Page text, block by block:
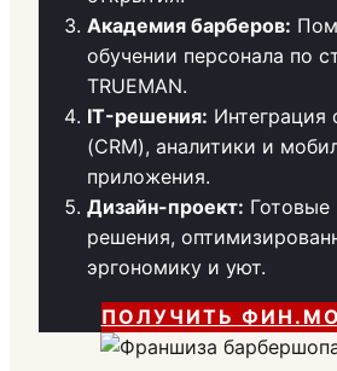
Академия барберов:
обучении персонала по
TRUEMAN.
IT-решения: Интеграция
(CRM), аналитики и
приложения.
Дизайн-проект: Готовые
решения,
эргономику и уют.
ПОЛУЧИТЬ